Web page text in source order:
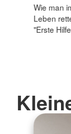
Wie man
Leben
"Erste